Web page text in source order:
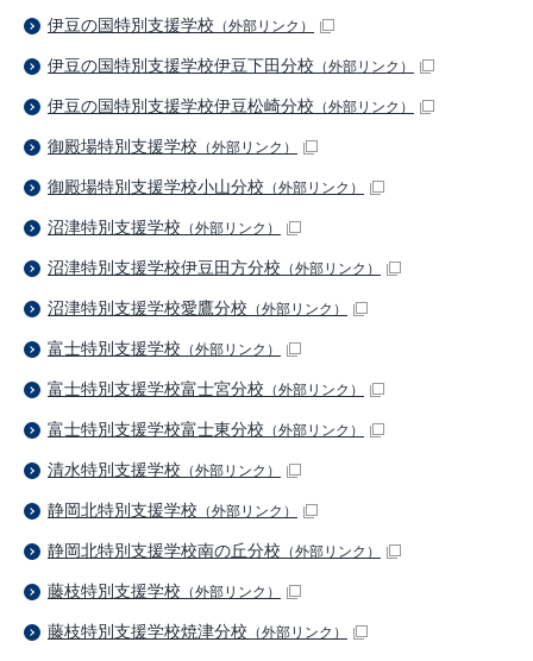
伊豆の国特別支援学校 （外部リンク）
伊豆の国特別支援学校伊豆下田分校 （外部リンク）
伊豆の国特別支援学校伊豆松崎分校 （外部リンク）
御殿場特別支援学校 （外部リンク）
御殿場特別支援学校小山分校 （外部リンク）
沼津特別支援学校 （外部リンク）
沼津特別支援学校伊豆田方分校 （外部リンク）
沼津特別支援学校愛鷹分校 （外部リンク）
富士特別支援学校 （外部リンク）
富士特別支援学校富士宮分校 （外部リンク）
富士特別支援学校富士東分校 （外部リンク）
清水特別支援学校 （外部リンク）
静岡北特別支援学校 （外部リンク）
静岡北特別支援学校南の丘分校 （外部リンク）
藤枝特別支援学校 （外部リンク）
藤枝特別支援学校焼津分校 （外部リンク）